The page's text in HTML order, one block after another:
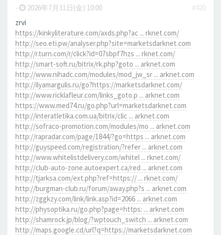
- 2026年7月31日(金) 10:00
#420
zrvi
https://kinkyliterature.com/axds.php?ac ... rknet.com/
http://seo.eti.pw/analyser.php?site=marketsdarknet.com
http://r.turn.com/r/click?id=07sbpf7hzs ... rknet.com/
http://smart-soft.ru/bitrix/rk.php?goto ... arknet.com
http://www.nihadc.com/modules/mod_jw_sr ... arknet.com
http://ilyamargulis.ru/go?https://marketsdarknet.com/
http://www.ricklafleur.com/links_goto.p ... arknet.com
https://www.med74.ru/go.php?url=marketsdarknet.com
http://interatletika.com.ua/bitrix/clic ... arknet.com
http://sofraco-promotion.com/modules/mo ... arknet.com
http://rapradar.com/page/1844/?go=https ... arknet.com
http://guyspeed.com/registration/?refer ... arknet.com
http://www.whitelistdelivery.com/whitel ... rknet.com/
http://club-auto-zone.autoexpert.ca/red ... arknet.com
http://tjarksa.com/ext.php?ref=https:// ... rknet.com/
http://burgman-club.ru/forum/away.php?s ... arknet.com
http://zggkzy.com/link/link.asp?id=2066 ... arknet.com
http://physoptika.ru/go.php?page=https: ... arknet.com
http://shamrock.jp/blog/?wptouch_switch ... arknet.com
http://maps.google.cd/url?q=https://marketsdarknet.com